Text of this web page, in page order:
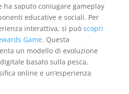
ha saputo coniugare gameplay
educative e sociali. Per
interattiva, si può scopri
Game. Questa
un modello di evoluzione
basato sulla pesca,
online e un’esperienza